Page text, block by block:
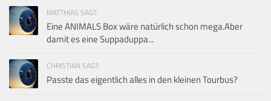
MATTHIAS SAGT:
Eine ANIMALS Box wäre natürlich schon mega.Aber
damit es eine Suppaduppa...
CHRISTIAN SAGT:
Passte das eigentlich alles in den kleinen Tourbus?